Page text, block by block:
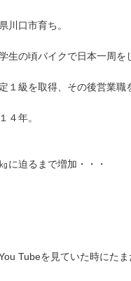
川口市育ち。
生の頃バイクで日本一周
１級を取得、その後営業
４年。
に迫るまで増加・・・
Tubeを見ていた時にた